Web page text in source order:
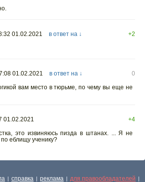
01.02.2021 в ответ на ↓
+2
01.02.2021 в ответ на ↓
0
вам место в тюрьме, по чему вы еще не
01.02.2021
+4
это извиняюсь пизда в штанах. ... Я не
еблищу ученику?
| справка | реклама | для правообладателей |